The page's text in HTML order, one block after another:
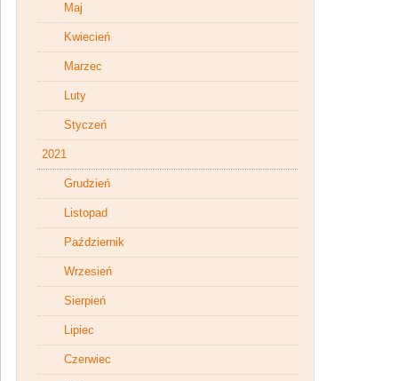
Maj
Kwiecień
Marzec
Luty
Styczeń
2021
Grudzień
Listopad
Październik
Wrzesień
Sierpień
Lipiec
Czerwiec